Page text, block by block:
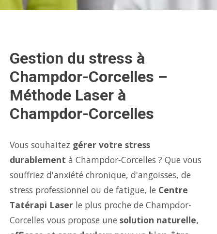
Gestion du stress à
Champdor-Corcelles –
Méthode Laser à
Champdor-Corcelles
Vous souhaitez gérer votre stress
durablement à Champdor-Corcelles ? Que vous
souffriez d'anxiété chronique, d'angoisses, de
stress professionnel ou de fatigue, le Centre
Tatérapi Laser le plus proche de Champdor-
Corcelles vous propose une solution naturelle,